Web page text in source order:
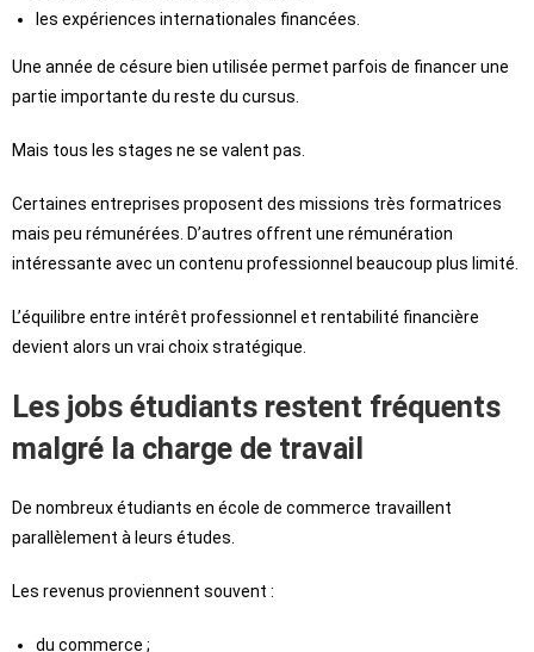
les expériences internationales financées.
Une année de césure bien utilisée permet parfois de financer une
partie importante du reste du cursus.
Mais tous les stages ne se valent pas.
Certaines entreprises proposent des missions très formatrices
mais peu rémunérées. D’autres offrent une rémunération
intéressante avec un contenu professionnel beaucoup plus limité.
L’équilibre entre intérêt professionnel et rentabilité financière
devient alors un vrai choix stratégique.
Les jobs étudiants restent fréquents
malgré la charge de travail
De nombreux étudiants en école de commerce travaillent
parallèlement à leurs études.
Les revenus proviennent souvent :
du commerce ;